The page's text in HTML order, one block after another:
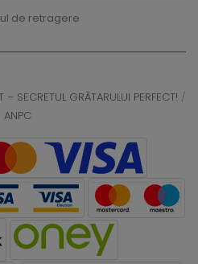
de retragere
– SECRETUL GRĂTARULUI PERFECT! /
ANPC